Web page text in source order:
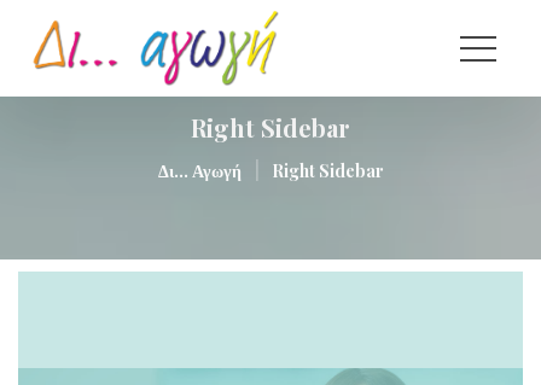
Right Sidebar
Δι... Αγωγή Right Sidebar